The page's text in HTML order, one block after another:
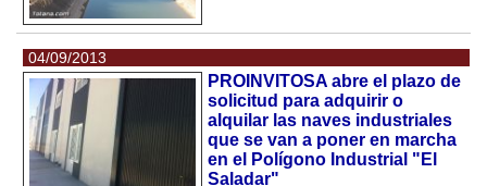
04/09/2013
PROINVITOSA abre el plazo de
solicitud para adquirir o
alquilar las naves industriales
que se van a poner en marcha
en el Polígono Industrial "El
Saladar"